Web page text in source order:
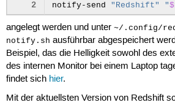
2
notify-send
"Redshift" "
angelegt werden und unter ~/.config/
notify.sh ausführbar abgespeichert
Beispiel, das die Helligkeit sowohl des
des internen Monitor bei einem Laptop
findet sich hier.
Mit der aktuellsten Version von Redshift